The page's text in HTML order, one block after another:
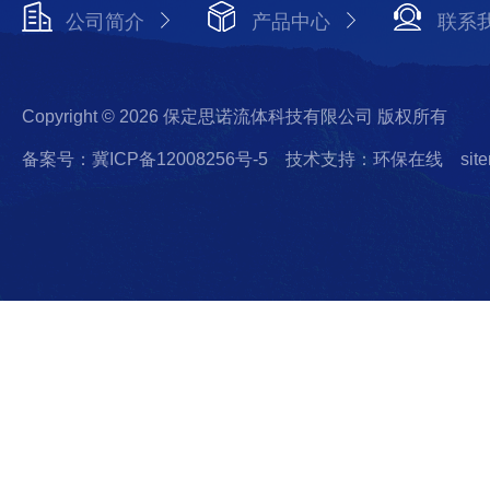
公司简介 产品中心 联系
Copyright © 2026 保定思诺流体科技有限公司 版权所有
备案号：冀ICP备12008256号-5 技术支持：环保在线